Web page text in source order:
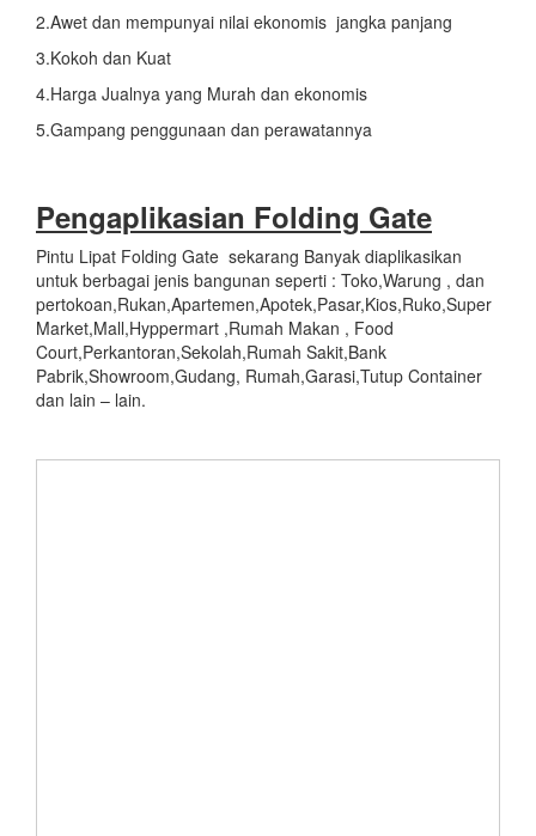
2.Awet dan mempunyai nilai ekonomis jangka panjang
3.Kokoh dan Kuat
4.Harga Jualnya yang Murah dan ekonomis
5.Gampang penggunaan dan perawatannya
Pengaplikasian Folding Gate
Pintu Lipat Folding Gate sekarang Banyak diaplikasikan
untuk berbagai jenis bangunan seperti : Toko,Warung , dan
pertokoan,Rukan,Apartemen,Apotek,Pasar,Kios,Ruko,Super
Market,Mall,Hyppermart ,Rumah Makan , Food
Court,Perkantoran,Sekolah,Rumah Sakit,Bank
Pabrik,Showroom,Gudang, Rumah,Garasi,Tutup Container
dan lain – lain.